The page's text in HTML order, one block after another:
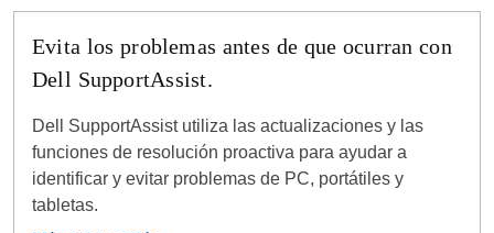
Evita los problemas antes de que ocurran con
Dell SupportAssist.
Dell SupportAssist utiliza las actualizaciones y las
funciones de resolución proactiva para ayudar a
identificar y evitar problemas de PC, portátiles y
tabletas.